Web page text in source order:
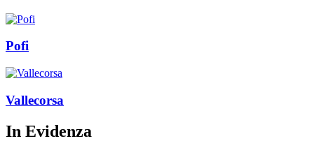
Pofi
Vallecorsa
In Evidenza